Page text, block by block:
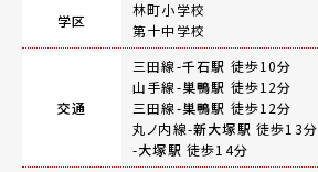
学区
林町小学校
第十中学校
交通
三田線-千石駅 徒歩10分
山手線-巣鴨駅 徒歩12分
三田線-巣鴨駅 徒歩12分
丸ノ内線-新大塚駅 徒歩13分
-大塚駅 徒歩14分